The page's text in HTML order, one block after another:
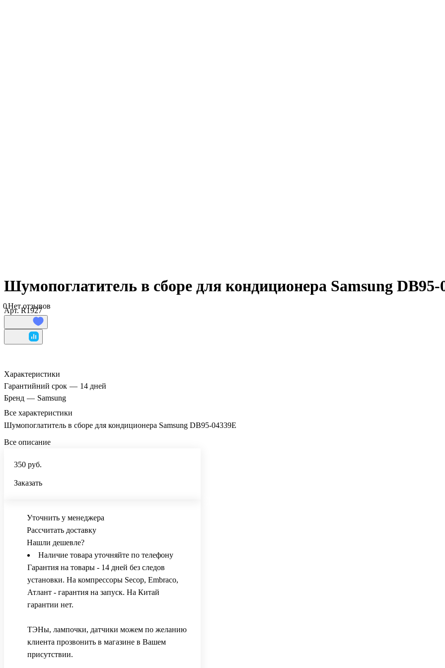
Шумопоглатитель в сборе для кондиционера Samsung DB95-
0Нет отзывов
Арт.R1927
Характеристики
Гарантийний срок — 14 дней
Бренд — Samsung
Все характеристики
Шумопоглатитель в сборе для кондиционера Samsung DB95-04339E
Все описание
350 руб.
Заказать
Уточнить у менеджера
Рассчитать доставку
Нашли дешевле?
Наличие товара уточняйте по телефону
Гарантия на товары - 14 дней без следов
установки. На компрессоры Secop, Embraco,
Атлант - гарантия на запуск. На Китай
гарантии нет.
ТЭНы, лампочки, датчики можем по желанию
клиента прозвонить в магазине в Вашем
присутствии.